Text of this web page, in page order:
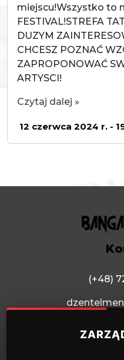
miejscu!Wszystko to
FESTIVAL!STREFA
DUZYM
CHCESZ POZNAĆ
ZAPROPONOWAĆ
ARTYSCI!
Czytaj dalej »
12 czerwca 2024 r. -
(+48)